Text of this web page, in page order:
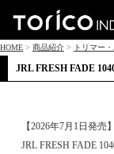
HOME > 商品紹介 > トリマー
JRL FRESH FADE
【2026年7月1日発売】
JRL FRESH FADE